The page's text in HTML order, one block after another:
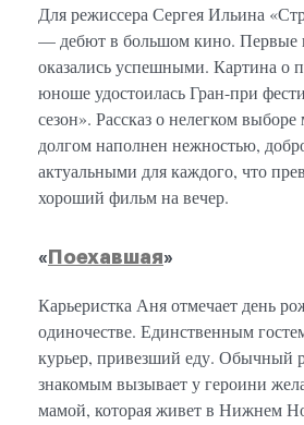
Для режиссера Сергея Ильина
— дебют в большом кино. Первые
оказались успешными. Картина о
юноше удостоилась Гран-при
сезон». Рассказ о нелегком
долгом наполнен нежностью,
актуальными для каждого, что
хороший фильм на вечер.
« Поехавшая»
Карьеристка Аня отмечает день
одиночестве. Единственным
курьер, привезший еду. Обычный
знакомым вызывает у героини
мамой, которая живет в Нижнем